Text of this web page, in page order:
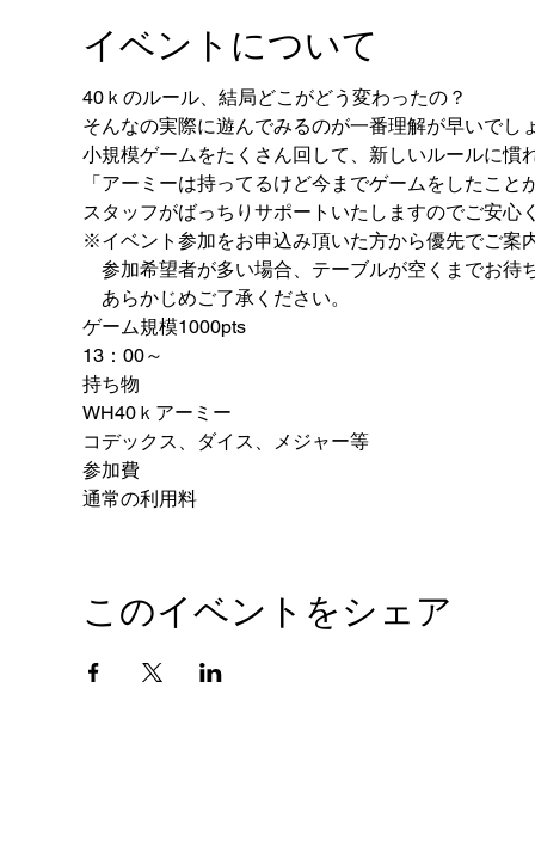
イベントについて
40ｋのルール、結局どこがどう変わったの？
そんなの実際に遊んでみるのが一番理解が早いでし
小規模ゲームをたくさん回して、新しいルールに慣
「アーミーは持ってるけど今までゲームをしたこと
スタッフがばっちりサポートいたしますのでご安心
※イベント参加をお申込み頂いた方から優先でご案
参加希望者が多い場合、テーブルが空くまでお待
あらかじめご了承ください。
ゲーム規模1000pts
13：00～
持ち物
WH40ｋアーミー
コデックス、ダイス、メジャー等
参加費
通常の利用料
このイベントをシェア